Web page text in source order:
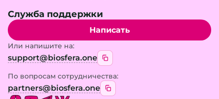
Служба поддержки
Написать
Или напишите на:
support@biosfera.one
По вопросам сотрудничества:
partners@biosfera.one